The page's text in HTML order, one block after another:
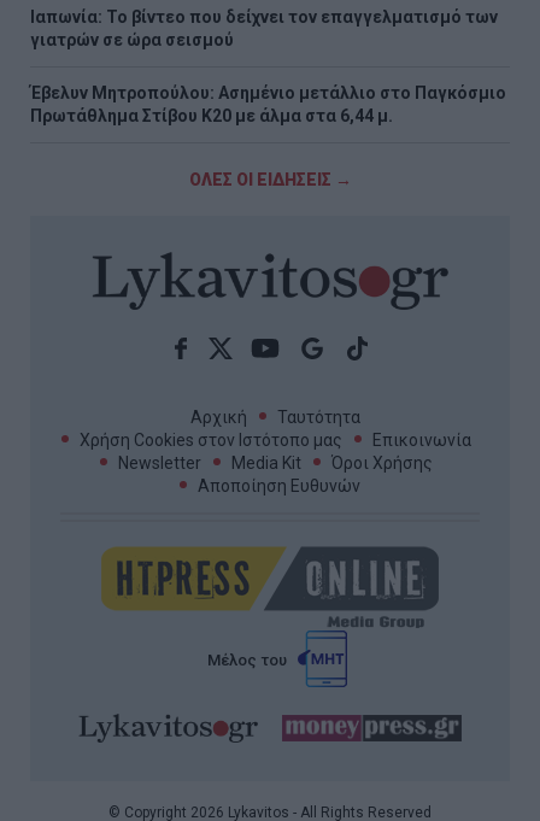
Ιαπωνία: Το βίντεο που δείχνει τον επαγγελματισμό των
γιατρών σε ώρα σεισμού
Έβελυν Μητροπούλου: Ασημένιο μετάλλιο στο Παγκόσμιο
Πρωτάθλημα Στίβου Κ20 με άλμα στα 6,44 μ.
ΟΛΕΣ ΟΙ ΕΙΔΗΣΕΙΣ →
Αρχική
Ταυτότητα
Χρήση Cookies στον Ιστότοπο μας
Επικοινωνία
Newsletter
Media Kit
Όροι Χρήσης
Αποποίηση Ευθυνών
Μέλος του
© Copyright 2026 Lykavitos - All Rights Reserved